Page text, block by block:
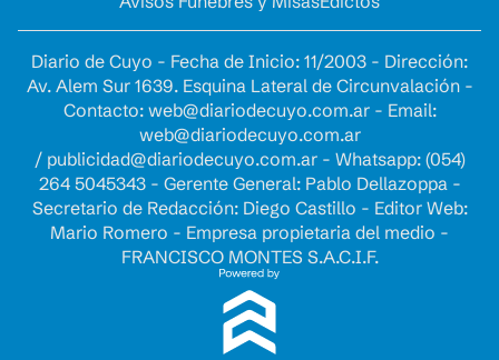
Diario de Cuyo - Fecha de Inicio: 11/2003 - Dirección:
Av. Alem Sur 1639. Esquina Lateral de Circunvalación -
Contacto: web@diariodecuyo.com.ar- Email:
web@diariodecuyo.com.ar
/ publicidad@diariodecuyo.com.ar- Whatsapp: (054)
264 5045343 - Gerente General: Pablo Dellazoppa -
Secretario de Redacción: Diego Castillo - Editor Web:
Mario Romero - Empresa propietaria del medio -
FRANCISCO MONTES S.A.C.I.F.